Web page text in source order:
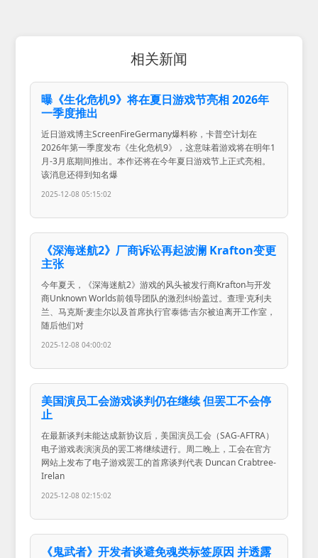
相关新闻
曝《生化危机9》将在夏日游戏节亮相 2026年
一季度推出
近日游戏博主ScreenFireGermany爆料称，卡普空计划在
2026年第一季度发布《生化危机9》，这意味着游戏将在明年1
月-3月底期间推出。本作还将在今年夏日游戏节上正式亮相。
该消息还得到知名爆
2025-12-08 05:15:02
《深海迷航2》厂商诉讼再起波澜 Krafton变更
主张
今年夏天，《深海迷航2》游戏的风头被发行商Krafton与开发
商Unknown Worlds前领导团队的激烈纠纷盖过。查理·克利夫
兰、马克斯·麦圭尔以及首席执行官泰德·吉尔被迫离开工作室，
随后他们对
2025-12-08 04:00:02
美国演员工会游戏谈判仍在继续 但罢工不会停
止
在最新谈判未能达成新协议后，美国演员工会（SAG-AFTRA）
电子游戏表演演员的罢工将继续进行。周二晚上，工会在官方
网站上发布了电子游戏罢工的首席谈判代表 Duncan Crabtree-
Irelan
2025-12-08 02:15:02
《鬼武者》开发者谈避免魂类标签原因 并透露